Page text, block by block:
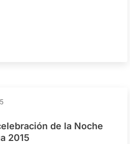
de la Noche
2015